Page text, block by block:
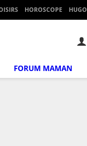
HOROSCOPE HUGO
FORUM MAMAN